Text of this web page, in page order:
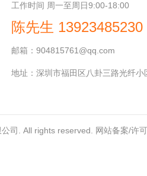
工作时间 周一至周日9:00-18:00
陈先生 13923485230
邮箱： 904815761@qq.com
地址： 深圳市福田区八卦三路光纤小
司. All rights reserved. 网站备案/许